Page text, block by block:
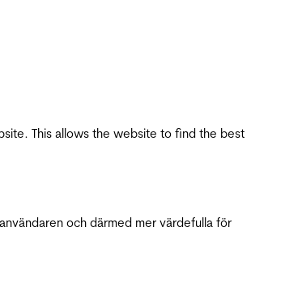
This allows the website to find the best
och därmed mer värdefulla för